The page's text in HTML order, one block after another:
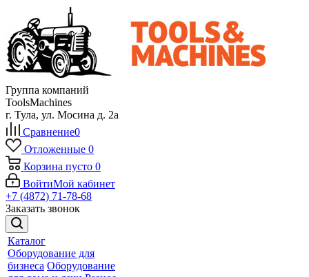
Группа компаний
ToolsMachines
г. Тула, ул. Мосина д. 2а
Сравнение0
Отложенные 0
Корзина пусто 0
ВойтиМой кабинет
+7 (4872) 71-78-68
Заказать звонок
Каталог
Оборудование для
бизнеса Оборудование